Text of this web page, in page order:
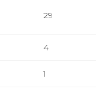
29
4
1